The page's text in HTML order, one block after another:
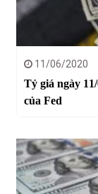
11/06/2020
Tỷ giá ngày
của Fed